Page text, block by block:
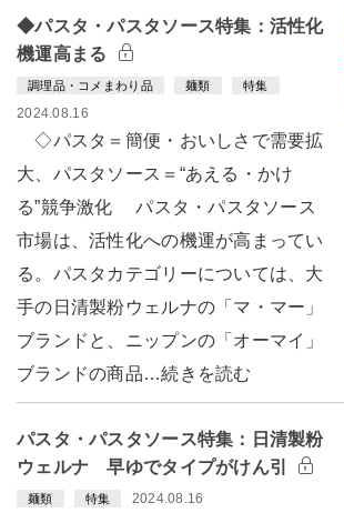
◆パスタ・パスタソース特集：活性化
機運高まる
調理品・コメまわり品 麺類 特集
2024.08.16
◇パスタ＝簡便・おいしさで需要拡
大、パスタソース＝“あえる・かけ
る”競争激化 パスタ・パスタソース
市場は、活性化への機運が高まってい
る。パスタカテゴリーについては、大
手の日清製粉ウェルナの「マ・マー」
ブランドと、ニップンの「オーマイ」
ブランドの商品…続きを読む
パスタ・パスタソース特集：日清製粉
ウェルナ 早ゆでタイプがけん引
麺類 特集 2024.08.16